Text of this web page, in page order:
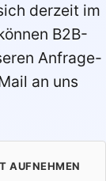
derzeit im
B2B-
Anfrage-
an uns
AUFNEHMEN